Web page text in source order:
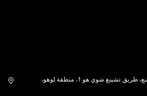
الطابق 10 ج، مبنى بو شينغ، طريق تشينغ شوي هو 1، منطقة لوهو،